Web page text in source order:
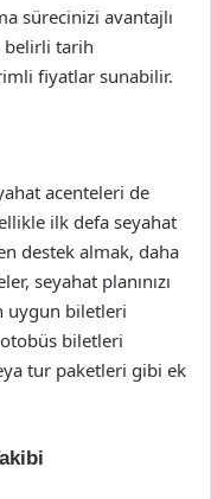
sürecinizi avantajlı
belirli tarih
fiyatlar sunabilir.
acenteleri de
ilk defa seyahat
destek almak, daha
seyahat planınızı
uygun biletleri
otobüs biletleri
tur paketleri gibi ek